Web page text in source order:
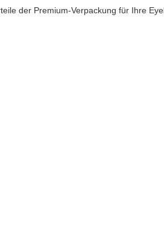
der Premium-Verpackung für Ihre